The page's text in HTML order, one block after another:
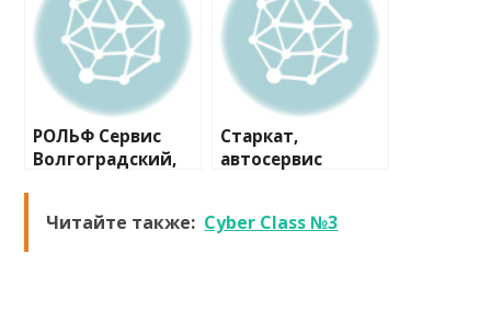
РОЛЬФ Сервис
Волгоградский,
Старкат,
автосервис
Читайте также: Cyber Class №3